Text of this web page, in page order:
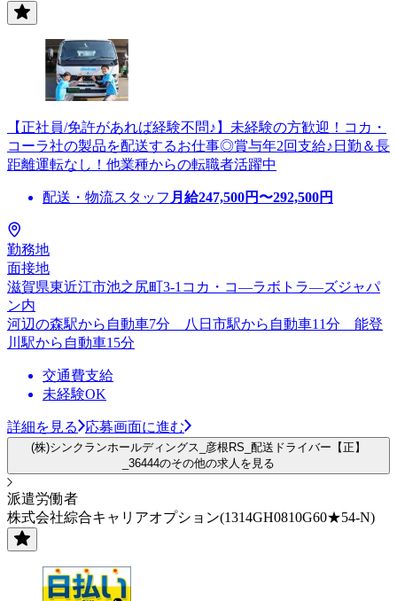
【正社員/免許があれば経験不問♪】未経験の方歓迎！コカ・
コーラ社の製品を配送するお仕事◎賞与年2回支給♪日勤＆長
距離運転なし！他業種からの転職者活躍中
配送・物流スタッフ 月給247,500円〜292,500円
勤務地
面接地
滋賀県東近江市池之尻町3-1コカ・コ―ラボトラ―ズジャパ
ン内
河辺の森駅から自動車7分 八日市駅から自動車11分 能登
川駅から自動車15分
交通費支給
未経験OK
詳細を見る 応募画面に進む
(株)シンクランホールディングス_彦根RS_配送ドライバー【正】
_36444のその他の求人を見る
派遣労働者
株式会社綜合キャリアオプション(1314GH0810G60★54-N)